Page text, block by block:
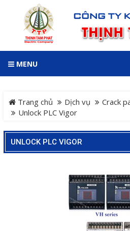
MENU
Trang chủ Dịch vụ
Crack
Unlock PLC Vigor
UNLOCK PLC VIGOR
Trang chủ
Sản phẩm
Hệ Thống Cảnh Báo An
Hệ thống điều khiển giám
sát và thu thập dữ liệu
GIỎ
LIÊN HỆ